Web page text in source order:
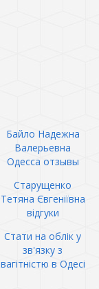
Байло Надежна
Валерьевна
Одесса отзывы
Старущенко
Тетяна Євгеніївна
відгуки
Стати на облік у
зв'язку з
вагітністю в Одесі